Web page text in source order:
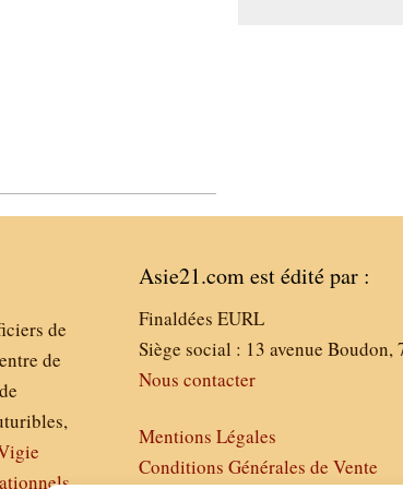
de
de
Asie21.com est édité par :
Finaldées EURL
Siège social : 13 avenue Boudon,
Nous contacter
Mentions Légales
Conditions Générales de Vente